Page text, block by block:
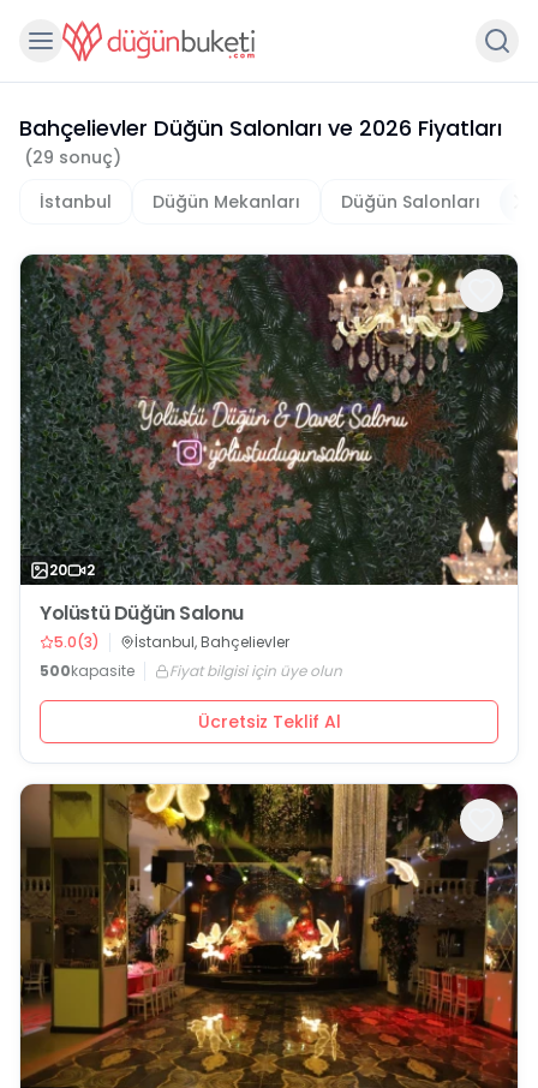
Bahçelievler Düğün Salonları ve 2026 Fiyatları
(29 sonuç)
İstanbul
Düğün Mekanları Düğün Salonları
20 2
Yolüstü Düğün Salonu
5.0(3)
İstanbul, Bahçelievler
500kapasite Fiyat bilgisi için üye olun
Ücretsiz Teklif Al